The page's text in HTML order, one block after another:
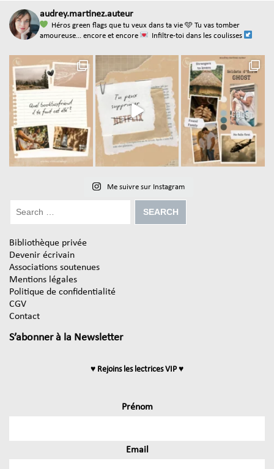
audrey.martinez.auteur
Héros green flags que tu veux dans ta vie 🩵 Tu vas tomber
amoureuse... encore et encore
Infiltre-toi dans les coulisses
Me suivre sur Instagram
Bibliothèque privée
Devenir écrivain
Associations soutenues
Mentions légales
Politique de confidentialité
CGV
Contact
S’abonner à la Newsletter
♥ Rejoins les lectrices VIP ♥
Prénom
Email